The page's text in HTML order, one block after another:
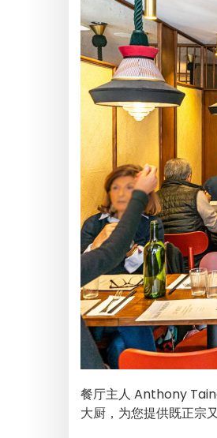
餐厅主人 Anthony
大厨，为您提供既正宗